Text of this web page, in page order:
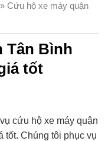
» Cứu hộ xe máy quận
Tân Bình
tốt
cứu hộ xe máy quận
tốt. Chúng tôi phục vụ